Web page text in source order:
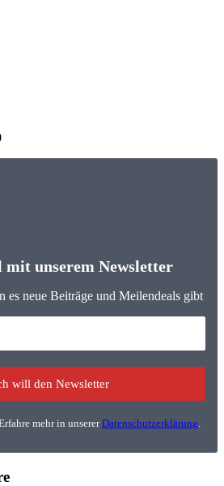
unserem Newsletter
es neue Beiträge und Meilendeals gibt
mehr in unsererDatenschutzerklärung.